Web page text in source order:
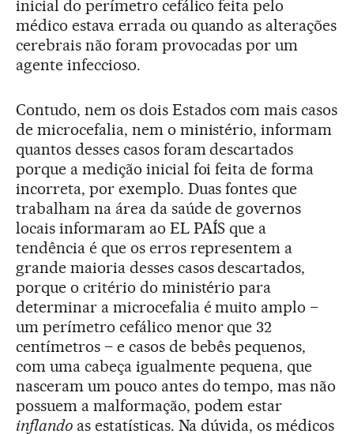
inicial do perímetro cefálico feita pelo
médico estava errada ou quando as alterações
cerebrais não foram provocadas por um
agente infeccioso.
Contudo, nem os dois Estados com mais casos
de microcefalia, nem o ministério, informam
quantos desses casos foram descartados
porque a medição inicial foi feita de forma
incorreta, por exemplo. Duas fontes que
trabalham na área da saúde de governos
locais informaram ao EL PAÍS que a
tendência é que os erros representem a
grande maioria desses casos descartados,
porque o critério do ministério para
determinar a microcefalia é muito amplo –
um perímetro cefálico menor que 32
centímetros – e casos de bebês pequenos,
com uma cabeça igualmente pequena, que
nasceram um pouco antes do tempo, mas não
possuem a malformação, podem estar
inflandoas estatísticas. Na dúvida, os médicos